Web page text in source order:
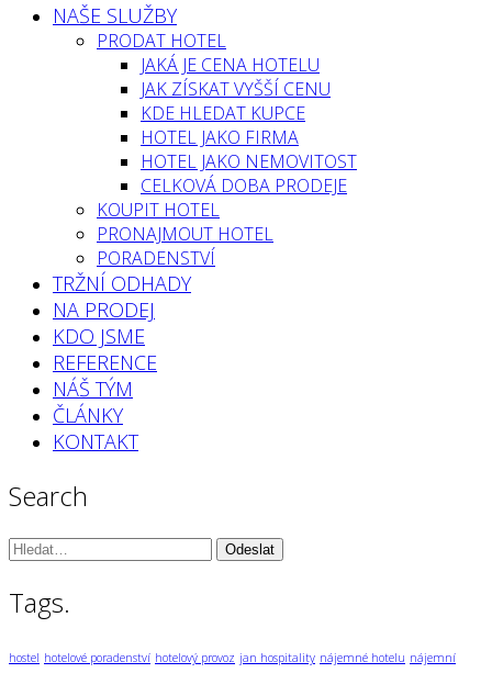
NAŠE SLUŽBY
PRODAT HOTEL
JAKÁ JE CENA HOTELU
JAK ZÍSKAT VYŠŠÍ CENU
KDE HLEDAT KUPCE
HOTEL JAKO FIRMA
HOTEL JAKO NEMOVITOST
CELKOVÁ DOBA PRODEJE
KOUPIT HOTEL
PRONAJMOUT HOTEL
PORADENSTVÍ
TRŽNÍ ODHADY
NA PRODEJ
KDO JSME
REFERENCE
NÁŠ TÝM
ČLÁNKY
KONTAKT
Search
Vyhledávání:
Tags.
hostel hotelové poradenství hotelový provoz jan hospitality nájemné hotelu nájemní